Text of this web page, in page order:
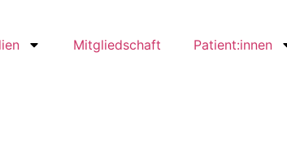
Mitgliedschaft Patient:innen